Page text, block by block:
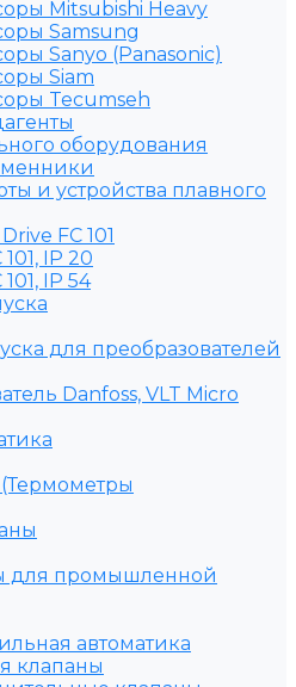
Mitsubishi Heavy
Samsung
Sanyo (Panasonic)
Siam
Tecumseh
оборудования
и устройства плавного
FC 101
IP 20
IP 54
для преобразователей
Danfoss, VLT Micro
для промышленной
автоматика
клапаны